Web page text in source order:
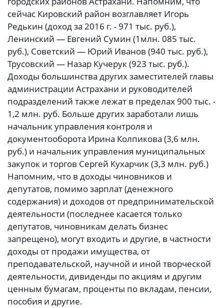
сейчас Кировский район возглавляет Игорь
Редькин (доход за 2016 г. - 971 тыс. руб.),
Ленинский — Евгений Сумин (1млн. 085 тыс.
руб.), Советский — Юрий Иванов (940 тыс. руб.),
Трусовский — Назар Кучерук (923 тыс. руб.).
Доходы большинства других заместителей главы
администрации Астрахани и руководителей
подразделений также лежат в пределах 900 тыс. -
1,2 млн. руб. Больше других заработали лишь
начальник управления контроля и
документооборота Ирина Колпикова (3,6 млн.
руб.) и начальник управления муниципальных
закупок и торгов Сергей Кухарчик (3,3 млн. руб.)
Напомним, что в доходы чиновников и
депутатов, помимо зарплат (денежного
содержания) и доходов от предпринимательской
деятельности (последнее касается только
депутатов, чиновникам делать бизнес
запрещено), могут входить и другие, в частности
доходы от продажи имущества, от
преподавательской, научной и иной творческой
деятельности, дивиденды по акциям и другим
ценным бумагам, проценты по вкладам, пенсии,
пособия и другие.